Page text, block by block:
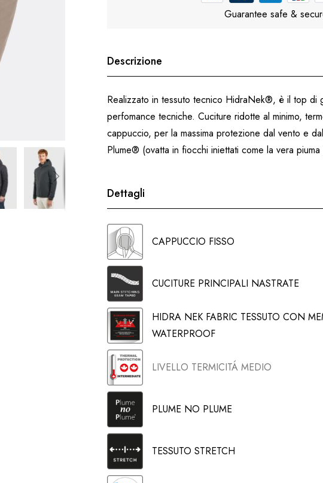
Guarantee safe &
Descrizione
Realizzato in tessuto tecnico HidraNek®, è il top di
perfomance tecniche. Cuciture ridotte al minimo,
cappuccio, per la massima protezione dal vento e
Plume® (ovatta in fiocchi iniettati come la vera
Dettagli
CAPPUCCIO FISSO
CUCITURE PRINCIPALI NASTRATE
HIDRA NEK FABRIC TESSUTO CON
WATERPROOF
LIVELLO TERMICITÁ MEDIO
PLUME NO PLUME
TESSUTO STRETCH